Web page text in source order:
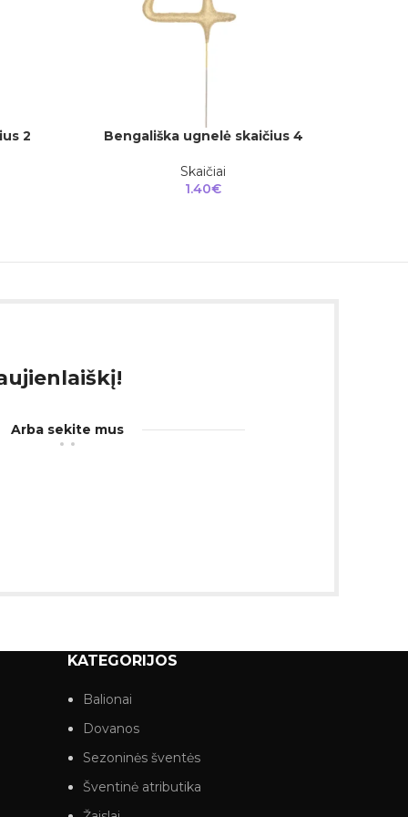
2 Į KREPŠELĮ
Bengališka ugnelė skaičius 4
Skaičiai
1.40€
Arba sekite mus
KATEGORIJOS
Balionai
Dovanos
Sezoninės šventės
Šventinė atributika